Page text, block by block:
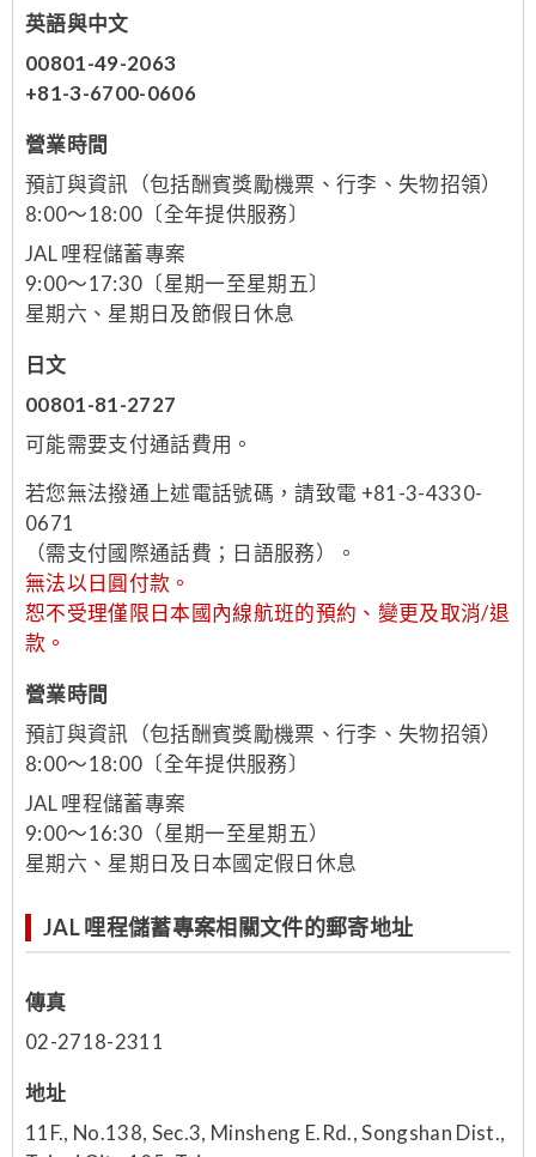
英語與中文
00801-49-2063
+81-3-6700-0606
營業時間
預訂與資訊（包括酬賓獎勵機票、行李、失物招領）
8:00～18:00〔全年提供服務〕
JAL 哩程儲蓄專案
9:00～17:30〔星期一至星期五〕
星期六、星期日及節假日休息
日文
00801-81-2727
可能需要支付通話費用。
若您無法撥通上述電話號碼，請致電 +81-3-4330-
0671
（需支付國際通話費；日語服務）。
無法以日圓付款。
恕不受理僅限日本國內線航班的預約、變更及取消/退
款。
營業時間
預訂與資訊（包括酬賓獎勵機票、行李、失物招領）
8:00～18:00〔全年提供服務〕
JAL 哩程儲蓄專案
9:00～16:30（星期一至星期五）
星期六、星期日及日本國定假日休息
JAL 哩程儲蓄專案相關文件的郵寄地址
傳真
02-2718-2311
地址
11F., No.138, Sec.3, Minsheng E.Rd., Songshan Dist.,